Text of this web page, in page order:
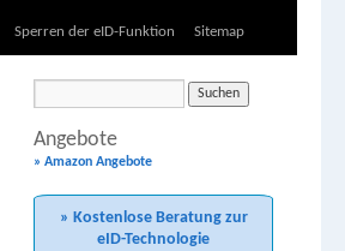
Sperren der eID-Funktion Sitemap
Angebote
» Amazon Angebote
» Kostenlose Beratung zur
eID-Technologie